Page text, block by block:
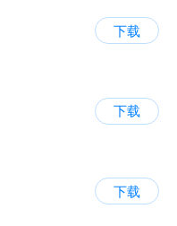
下载
下载
下载